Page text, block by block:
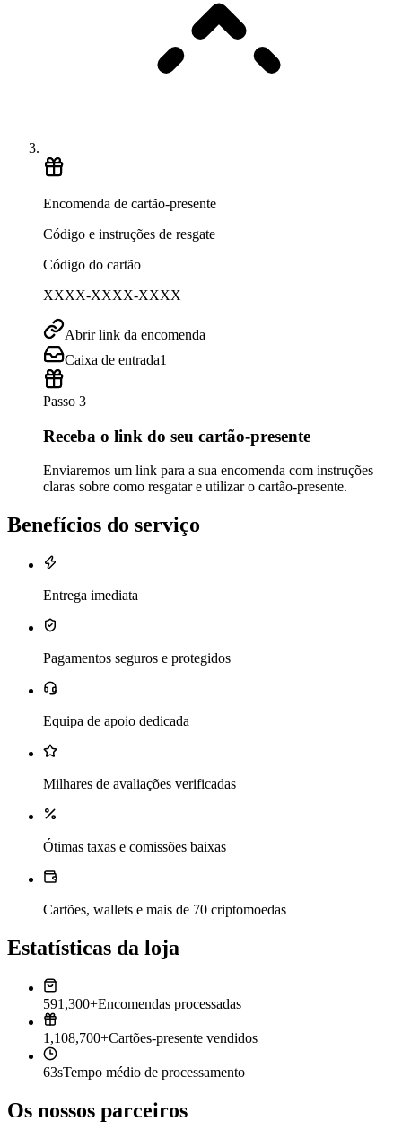
Encomenda de cartão-presente
Código e instruções de resgate
Código do cartão
XXXX-XXXX-XXXX
Abrir link da encomenda
Caixa de entrada1
Passo 3
Receba o link do seu cartão-presente
Enviaremos um link para a sua encomenda com instruções
claras sobre como resgatar e utilizar o cartão-presente.
Benefícios do serviço
Entrega imediata
Pagamentos seguros e protegidos
Equipa de apoio dedicada
Milhares de avaliações verificadas
Ótimas taxas e comissões baixas
Cartões, wallets e mais de 70 criptomoedas
Estatísticas da loja
591,300+Encomendas processadas
1,108,700+Cartões-presente vendidos
63sTempo médio de processamento
Os nossos parceiros